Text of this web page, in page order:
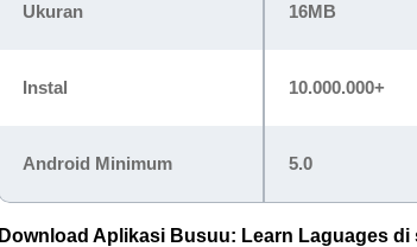
Ukuran 16MB
Instal 10.000.000+
Android Minimum 5.0
Download Aplikasi Busuu: Learn Laguages di